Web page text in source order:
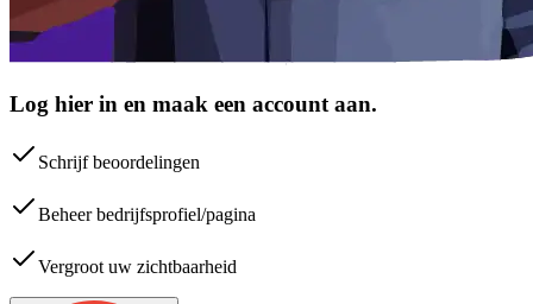
Log hier in en maak een account aan.
Schrijf beoordelingen
Beheer bedrijfsprofiel/pagina
Vergroot uw zichtbaarheid